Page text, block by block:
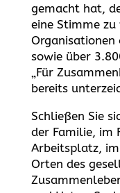
gemacht hat,
eine Stimme
Organisationen
sowie über
„Für
bereits
Schließen Sie
der Familie, im
Arbeitsplatz,
Orten des